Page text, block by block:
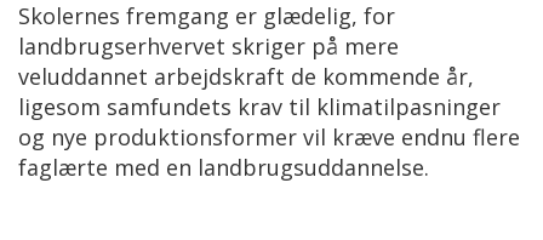
Skolernes fremgang er glædelig, for
landbrugserhvervet skriger på mere
veluddannet arbejdskraft de kommende år,
ligesom samfundets krav til klimatilpasninger
og nye produktionsformer vil kræve endnu flere
faglærte med en landbrugsuddannelse.